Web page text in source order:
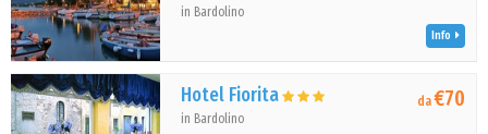
in Bardolino
Info
Hotel Fiorita
in Bardolino
da€70